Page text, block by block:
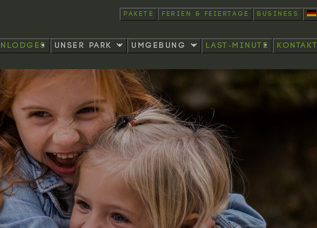
Pakete Ferien & Feiertage Business
Unser Park Umgebung last-minute Kontakt